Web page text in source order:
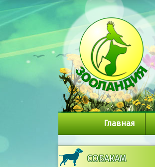
Главная
СОБАКАМ